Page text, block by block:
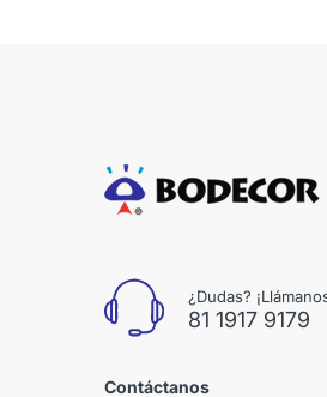
¿Dudas?
81 1917 9179
Contáctanos